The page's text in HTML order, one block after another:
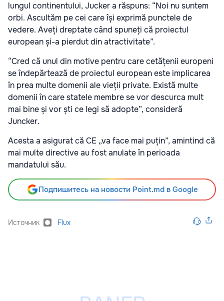
lungul continentului, Jucker a răspuns: “Noi nu suntem
orbi. Ascultăm pe cei care își exprimă punctele de
vedere. Aveți dreptate când spuneți că proiectul
european și-a pierdut din atractivitate”.
“Cred că unul din motive pentru care cetățenii europeni
se îndepărtează de proiectul european este implicarea
în prea multe domenii ale vieții private. Există multe
domenii în care statele membre se vor descurca mult
mai bine și vor ști ce legi să adopte”, consideră
Juncker.
Acesta a asigurat că CE „va face mai puțin”, amintind că
mai multe directive au fost anulate în perioada
mandatului său.
Подпишитесь на новости Point.md в Google
Источник Flux